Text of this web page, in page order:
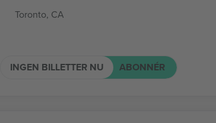
Toronto, CA
INGEN BILLETTER NU ABONNÉR